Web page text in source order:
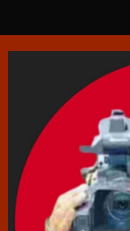
to
content